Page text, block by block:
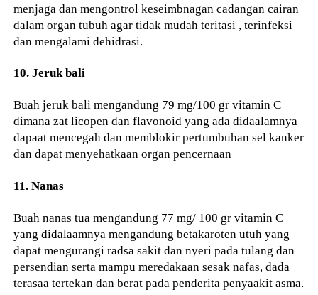
menjaga dan mengontrol keseimbnagan cadangan cairan
dalam organ tubuh agar tidak mudah teritasi , terinfeksi
dan mengalami dehidrasi.
10. Jeruk bali
Buah jeruk bali mengandung 79 mg/100 gr vitamin C
dimana zat licopen dan flavonoid yang ada didaalamnya
dapaat mencegah dan memblokir pertumbuhan sel kanker
dan dapat menyehatkaan organ pencernaan
11. Nanas
Buah nanas tua mengandung 77 mg/ 100 gr vitamin C
yang didalaamnya mengandung betakaroten utuh yang
dapat mengurangi radsa sakit dan nyeri pada tulang dan
persendian serta mampu meredakaan sesak nafas, dada
terasaa tertekan dan berat pada penderita penyaakit asma.